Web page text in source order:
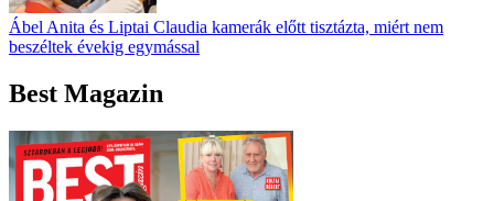
Ábel Anita és Liptai Claudia kamerák előtt tisztázta, miért nem
beszéltek évekig egymással
Best Magazin